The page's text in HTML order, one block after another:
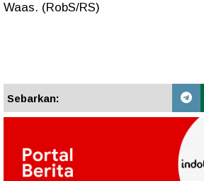
Waas. (RobS/RS)
Sebarkan: